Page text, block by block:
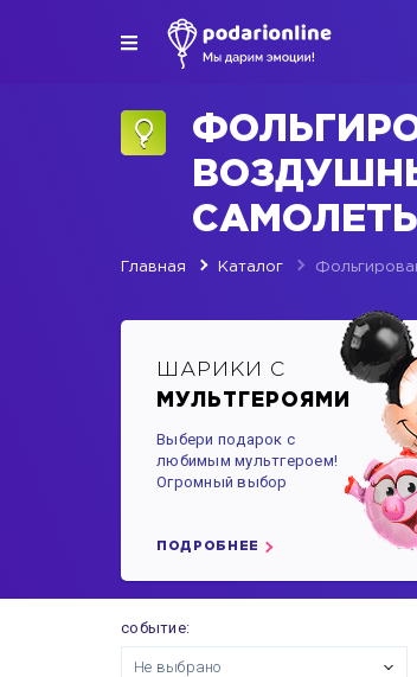
Главная Каталог
ШАРИКИ С
МУЛЬТГЕРОЯМИ
Выбери подарок с
любимым мультгероем!
Огромный выбор
ПОДРОБНЕЕ
событие:
Не выбрано